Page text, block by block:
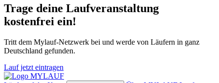
Trage deine Laufveranstaltung
kostenfrei ein!
Tritt dem Mylauf-Netzwerk bei und werde von Läufern in ganz
Deutschland gefunden.
Lauf jetzt eintragen